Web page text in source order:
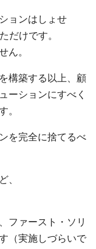
ョンはしょせ
だけです。
ん。
構築する以上、顧
ーションにすべく
。
を完全に捨てるべ
、
ファースト・ソリ
（実施しづらいで